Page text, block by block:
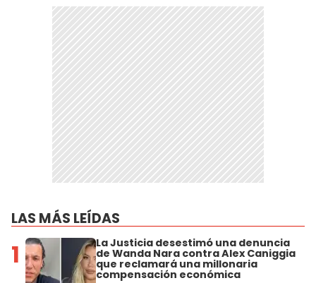
LAS MÁS LEÍDAS
1 La Justicia desestimó una denuncia
de Wanda Nara contra Alex Caniggia
que reclamará una millonaria
compensación económica